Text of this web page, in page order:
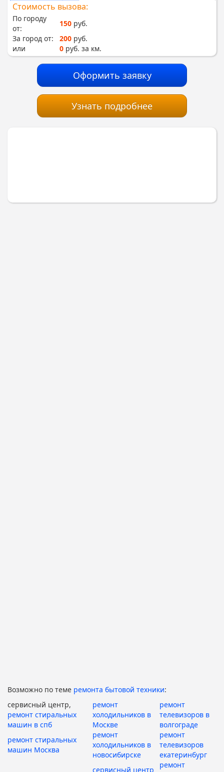
Стоимость вызова:
По городу
от:
150 руб.
За город от:
200 руб.
или
0 руб. за км.
Оформить заявку
Узнать подробнее
Возможно по теме ремонта бытовой техники:
сервисный центр,
ремонт стиральных
машин в спб
ремонт
холодильников в
Москве
ремонт
телевизоров в
волгограде
ремонт стиральных
машин Москва
ремонт
холодильников в
новосибирске
ремонт
телевизоров
екатеринбург
сервисный центр
ремонт